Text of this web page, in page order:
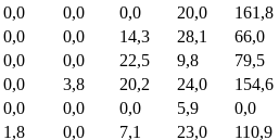
0,0 0,0 0,0 20,0 161,8
0,0 0,0 14,3 28,1 66,0
0,0 0,0 22,5 9,8 79,5
0,0 3,8 20,2 24,0 154,6
0,0 0,0 0,0 5,9 0,0
1,8 0,0 7,1 23,0 110,9